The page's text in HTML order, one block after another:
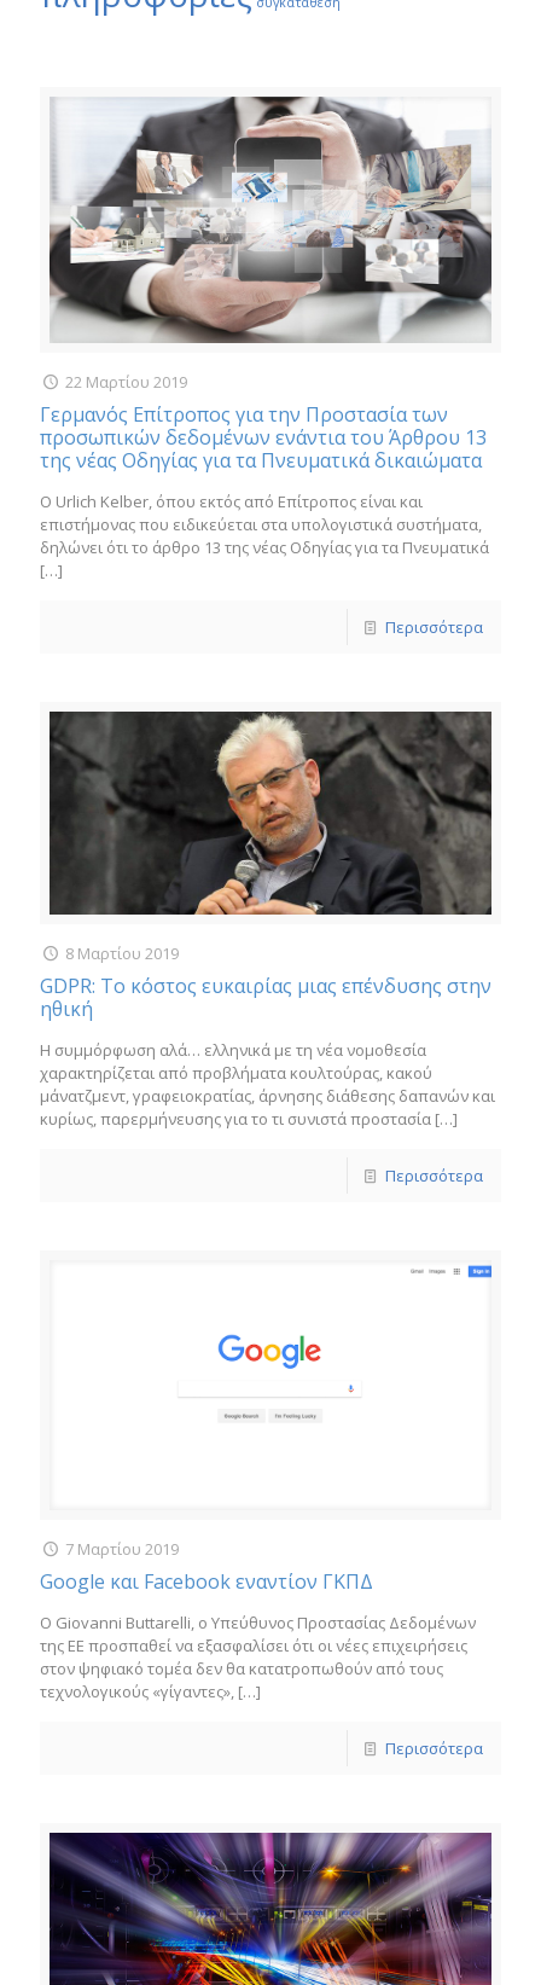
22 Μαρτίου 2019
Γερμανός Επίτροπος για την Προστασία των
προσωπικών δεδομένων ενάντια του Άρθρου 13
της νέας Οδηγίας για τα Πνευματικά δικαιώματα
Ο Urlich Kelber, όπου εκτός από Επίτροπος είναι και
επιστήμονας που ειδικεύεται στα υπολογιστικά συστήματα,
δηλώνει ότι το άρθρο 13 της νέας Οδηγίας για τα Πνευματικά
[…]
Περισσότερα
8 Μαρτίου 2019
GDPR: Το κόστος ευκαιρίας μιας επένδυσης στην
ηθική
Η συμμόρφωση αλά… ελληνικά με τη νέα νομοθεσία
χαρακτηρίζεται από προβλήματα κουλτούρας, κακού
μάνατζμεντ, γραφειοκρατίας, άρνησης διάθεσης δαπανών και
κυρίως, παρερμήνευσης για το τι συνιστά προστασία […]
Περισσότερα
7 Μαρτίου 2019
Google και Facebook εναντίον ΓΚΠΔ
Ο Giovanni Buttarelli, ο Υπεύθυνος Προστασίας Δεδομένων
της ΕΕ προσπαθεί να εξασφαλίσει ότι οι νέες επιχειρήσεις
στον ψηφιακό τομέα δεν θα κατατροπωθούν από τους
τεχνολογικούς «γίγαντες», […]
Περισσότερα